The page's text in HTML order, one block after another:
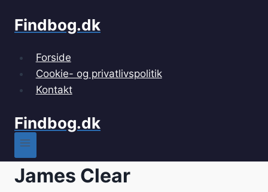
Findbog.dk
Forside
Cookie- og privatlivspolitik
Kontakt
Findbog.dk
James Clear